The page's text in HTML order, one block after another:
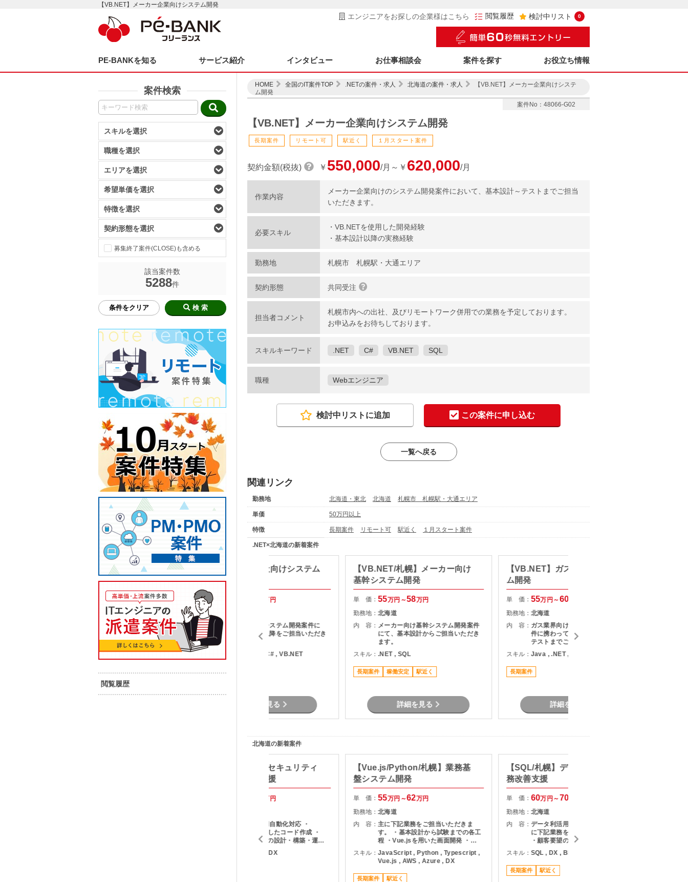
【VB.NET】メーカー企業向けシステム開発
エンジニアをお探しの企業様はこちら 閲覧履歴 検討中リスト 0
PE-BANKを知る サービス紹介 インタビュー お仕事相談会 案件を探す お役立ち情報
案件検索
スキルを選択
職種を選択
エリアを選択
希望単価を選択
特徴を選択
契約形態を選択
募集終了案件(CLOSE)も含める
該当案件数
5288件
条件をクリア 検 索
閲覧履歴
HOME 全国のIT案件TOP .NETの案件・求人 北海道の案件・求人
【VB.NET】メーカー企業向けシステ
ム開発
案件No：48066-G02
【VB.NET】メーカー企業向けシステム開発
長期案件 リモート可 駅近く １月スタート案件
契約金額(税抜) ￥ 550,000/月～￥ 620,000/月
作業内容
メーカー企業向けのシステム開発案件において、基本設計～テストまでご担当
いただきます。
必要スキル
・VB.NETを使用した開発経験
・基本設計以降の実務経験
勤務地 札幌市 札幌駅・大通エリア
契約形態 共同受注
担当者コメント
札幌市内への出社、及びリモートワーク併用での業務を予定しております。
お申込みをお待ちしております。
スキルキーワード .NET C# VB.NET SQL
職種 Webエンジニア
検討中リストに追加 この案件に申し込む
一覧へ戻る
関連リンク
勤務地 北海道・東北 北海道 札幌市 札幌駅・大通エリア
単価 50万円以上
特徴 長期案件 リモート可 駅近く １月スタート案件
.NET×北海道の新着案件
【VB.NET】製造業向けシステム
58万円
製造業向けのシステム開発案件に
て、詳細設計～テストまでご担当い
ただきます。
.NET , C# , VB.NET
【Java】ガス会社向けシステム
開発
単 価：
万円
勤務地：
内 容：
ガス会社向けシステム開発案件に
て、基本設計以降をご担当いただき
Java , .NET , C# , VB.NET
長期案件
詳細を見る
【VB.NET/札幌】メーカー向け
基幹システム開発
単 価：55万円～58万円
勤務地：北海道
内 容： メーカー向け基幹システム開発案件
にて、基本設計からご担当いただき
ます。
スキル：.NET , SQL
長期案件 稼働安定 駅近く
詳細を見る
【VB.NET】ガス業界向けシステ
ム開発
単 価： 55万円～60
勤務地： 北海道
内 容： ガス業界向けの基幹システム開発案
件に携わっていただきます。 設計～
テストまでご担当いただきます。
スキル： Java , .NET , C# , VB.NET
長期案件
詳細を見る
北海道の新着案件
【Ansible/札幌】セキュリティ
対策・運用改善支援
万円
・サーバー運用自動化対応 ・
Ansibleを利用したコード作成 ・
Linuxサーバーの設計・構築・運用
保守 ・セキュリティ強化対応 ・自動
化運用の検討・改善提案 ・各種検証
AWS , Azure , DX
【Vue.js/Python/札幌】業務基
盤システム開発
単 価：55万円～62万円
勤務地：北海道
内 容：主に下記業務をご担当いただきま
す。 ・基本設計から試験までの各工
程 ・Vue.jsを用いた画面開発 ・
Pythonを用いたシステム開発 ・既
存機能の改善および機能追加対応 ・
チームメンバーと連携した開発推進
・各種テストおよび品質確認対応
スキル：JavaScript , Python , Typescript ,
Vue.js , AWS , Azure , DX
長期案件 駅近く
【SQL/札幌】データ利活用・業
務改善支援
単 価： 60万円～70
勤務地： 北海道
内 容： データ利活用支援案件において、主
に下記業務をご担当いただきます。
・顧客要望のヒアリングおよび要件
整理 ・データ抽出・加工・集計対応
・BIツールを用いたレポート作成・
運用支援 ・ダッシュボード構築およ
び改善対応 ・業務改善に向けたデー
スキル： SQL , DX , BI
長期案件 駅近く